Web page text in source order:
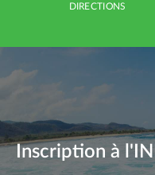
DIRECTIONS
Inscription à